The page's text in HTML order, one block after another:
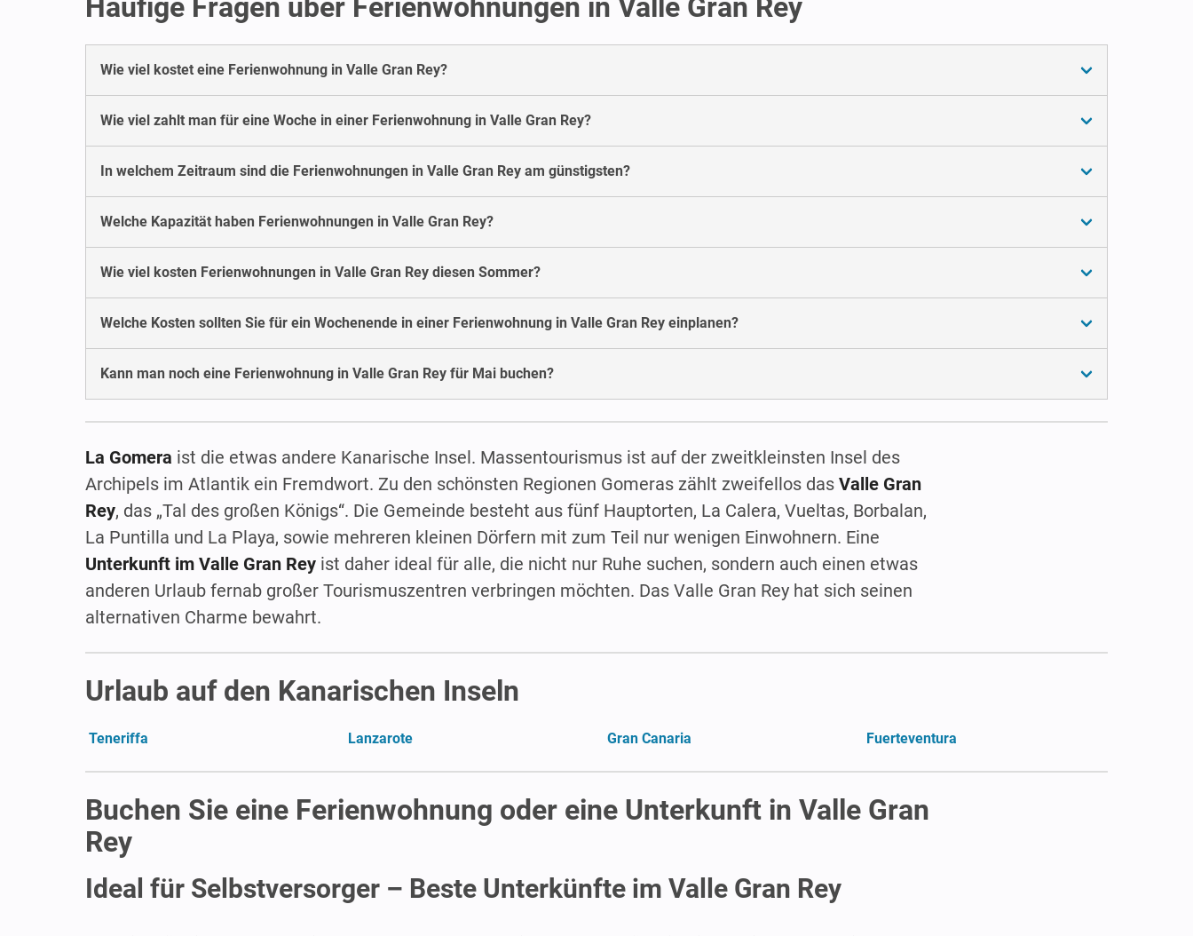
Häufige Fragen über Ferienwohnungen in Valle Gran Rey
Wie viel kostet eine Ferienwohnung in Valle Gran Rey?
Wie viel zahlt man für eine Woche in einer Ferienwohnung in Valle Gran Rey?
In welchem Zeitraum sind die Ferienwohnungen in Valle Gran Rey am günstigsten?
Welche Kapazität haben Ferienwohnungen in Valle Gran Rey?
Wie viel kosten Ferienwohnungen in Valle Gran Rey diesen Sommer?
Welche Kosten sollten Sie für ein Wochenende in einer Ferienwohnung in Valle Gran Rey einplanen?
Kann man noch eine Ferienwohnung in Valle Gran Rey für Mai buchen?
La Gomera ist die etwas andere Kanarische Insel. Massentourismus ist auf der zweitkleinsten Insel des
Archipels im Atlantik ein Fremdwort. Zu den schönsten Regionen Gomeras zählt zweifellos das Valle Gran
Rey, das „Tal des großen Königs“. Die Gemeinde besteht aus fünf Hauptorten, La Calera, Vueltas, Borbalan,
La Puntilla und La Playa, sowie mehreren kleinen Dörfern mit zum Teil nur wenigen Einwohnern. Eine
Unterkunft im Valle Gran Rey ist daher ideal für alle, die nicht nur Ruhe suchen, sondern auch einen etwas
anderen Urlaub fernab großer Tourismuszentren verbringen möchten. Das Valle Gran Rey hat sich seinen
alternativen Charme bewahrt.
Urlaub auf den Kanarischen Inseln
Teneriffa Lanzarote Gran Canaria Fuerteventura
Buchen Sie eine Ferienwohnung oder eine Unterkunft in Valle Gran
Rey
Ideal für Selbstversorger – Beste Unterkünfte im Valle Gran Rey